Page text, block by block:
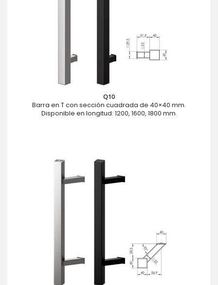
Q10
Barra en T con sección cuadrada de 40×40 mm.
Disponible en longitud: 1200, 1600, 1800 mm.